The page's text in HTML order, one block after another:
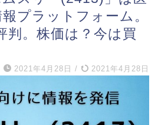
プラットフォーム。
判。株価は？今は買
2021年4月28日 / 2021年4月28日